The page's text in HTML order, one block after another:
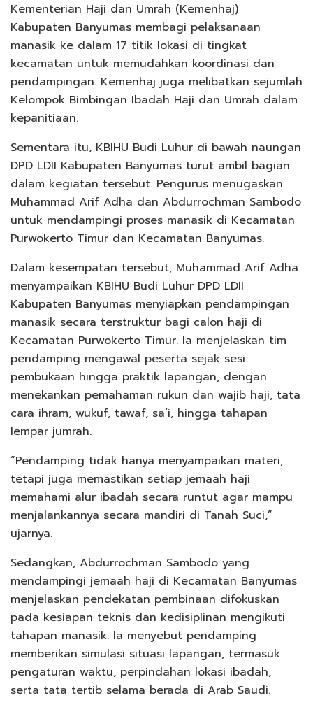
Kementerian Haji dan Umrah (Kemenhaj)
Kabupaten Banyumas membagi pelaksanaan
manasik ke dalam 17 titik lokasi di tingkat
kecamatan untuk memudahkan koordinasi dan
pendampingan. Kemenhaj juga melibatkan sejumlah
Kelompok Bimbingan Ibadah Haji dan Umrah dalam
kepanitiaan.
Sementara itu, KBIHU Budi Luhur di bawah naungan
DPD LDII Kabupaten Banyumas turut ambil bagian
dalam kegiatan tersebut. Pengurus menugaskan
Muhammad Arif Adha dan Abdurrochman Sambodo
untuk mendampingi proses manasik di Kecamatan
Purwokerto Timur dan Kecamatan Banyumas.
Dalam kesempatan tersebut, Muhammad Arif Adha
menyampaikan KBIHU Budi Luhur DPD LDII
Kabupaten Banyumas menyiapkan pendampingan
manasik secara terstruktur bagi calon haji di
Kecamatan Purwokerto Timur. Ia menjelaskan tim
pendamping mengawal peserta sejak sesi
pembukaan hingga praktik lapangan, dengan
menekankan pemahaman rukun dan wajib haji, tata
cara ihram, wukuf, tawaf, sa’i, hingga tahapan
lempar jumrah.
“Pendamping tidak hanya menyampaikan materi,
tetapi juga memastikan setiap jemaah haji
memahami alur ibadah secara runtut agar mampu
menjalankannya secara mandiri di Tanah Suci,”
ujarnya.
Sedangkan, Abdurrochman Sambodo yang
mendampingi jemaah haji di Kecamatan Banyumas
menjelaskan pendekatan pembinaan difokuskan
pada kesiapan teknis dan kedisiplinan mengikuti
tahapan manasik. Ia menyebut pendamping
memberikan simulasi situasi lapangan, termasuk
pengaturan waktu, perpindahan lokasi ibadah,
serta tata tertib selama berada di Arab Saudi.